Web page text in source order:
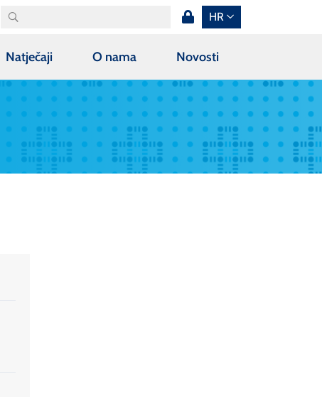
HR
Natječaji O nama Novosti